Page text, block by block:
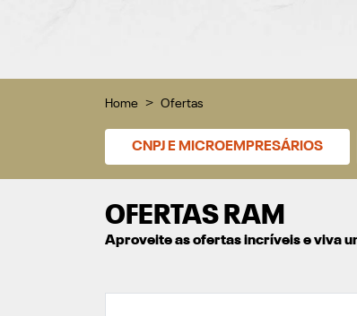
Home Ofertas
CNPJ E MICROEMPRESÁRIOS
OFERTAS RAM
Aproveite as ofertas incríveis e viva